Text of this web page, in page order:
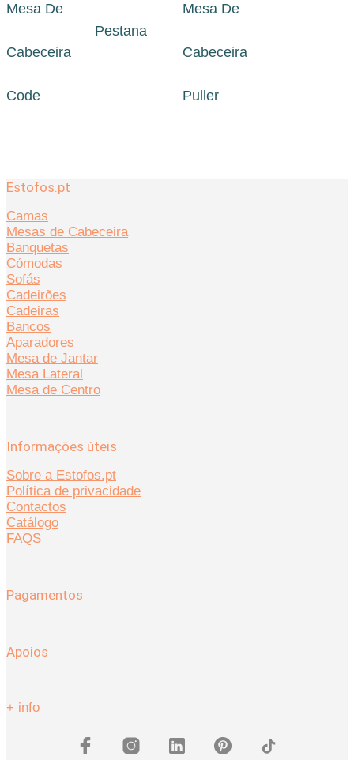
Mesa De
Cabeceira
Code
Pestana
Mesa De
Cabeceira
Puller
Estofos.pt
Camas
Mesas de Cabeceira
Banquetas
Cómodas
Sofás
Cadeirões
Cadeiras
Bancos
Aparadores
Mesa de Jantar
Mesa Lateral
Mesa de Centro
Informações úteis
Sobre a Estofos.pt
Política de privacidade
Contactos
Catálogo
FAQS
Pagamentos
Apoios
+ info